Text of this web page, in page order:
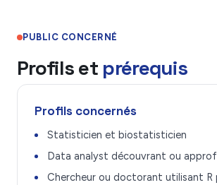
PUBLIC CONCERNÉ
Profils et prérequis
Profils concernés
Statisticien et biostatisticien
Data analyst découvrant ou
Chercheur ou doctorant utilisant R